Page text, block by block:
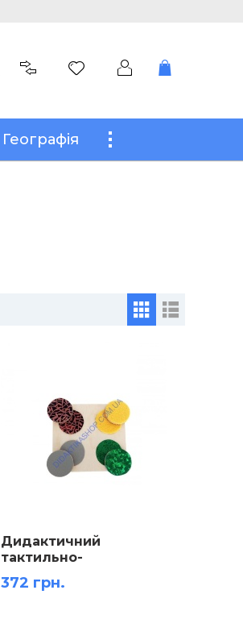
Географія
Дидактичний
тактильно-
розвивальний набір за
методикою Монтессорі
372 грн.